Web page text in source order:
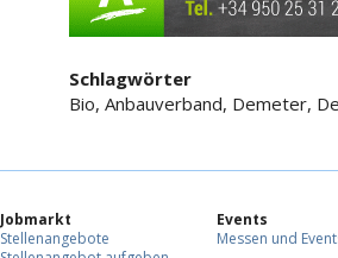
Schlagwörter
Bio, Anbauverband, Demeter,
Jobmarkt
Stellenangebote
Events
Messen und